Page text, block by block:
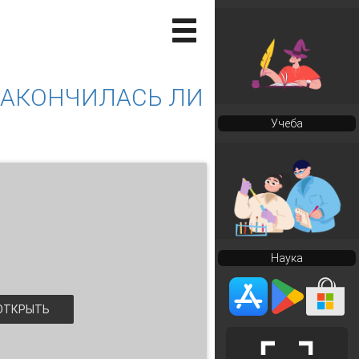
ЛИ
Учеба
Наука